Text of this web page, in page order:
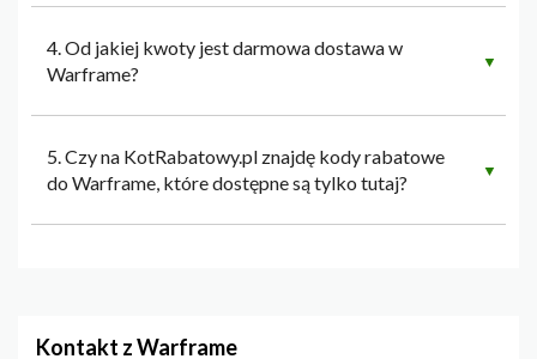
4. Od jakiej kwoty jest darmowa dostawa w
Warframe?
▼
5. Czy na KotRabatowy.pl znajdę kody rabatowe
do Warframe, które dostępne są tylko tutaj?
▼
Kontakt z Warframe